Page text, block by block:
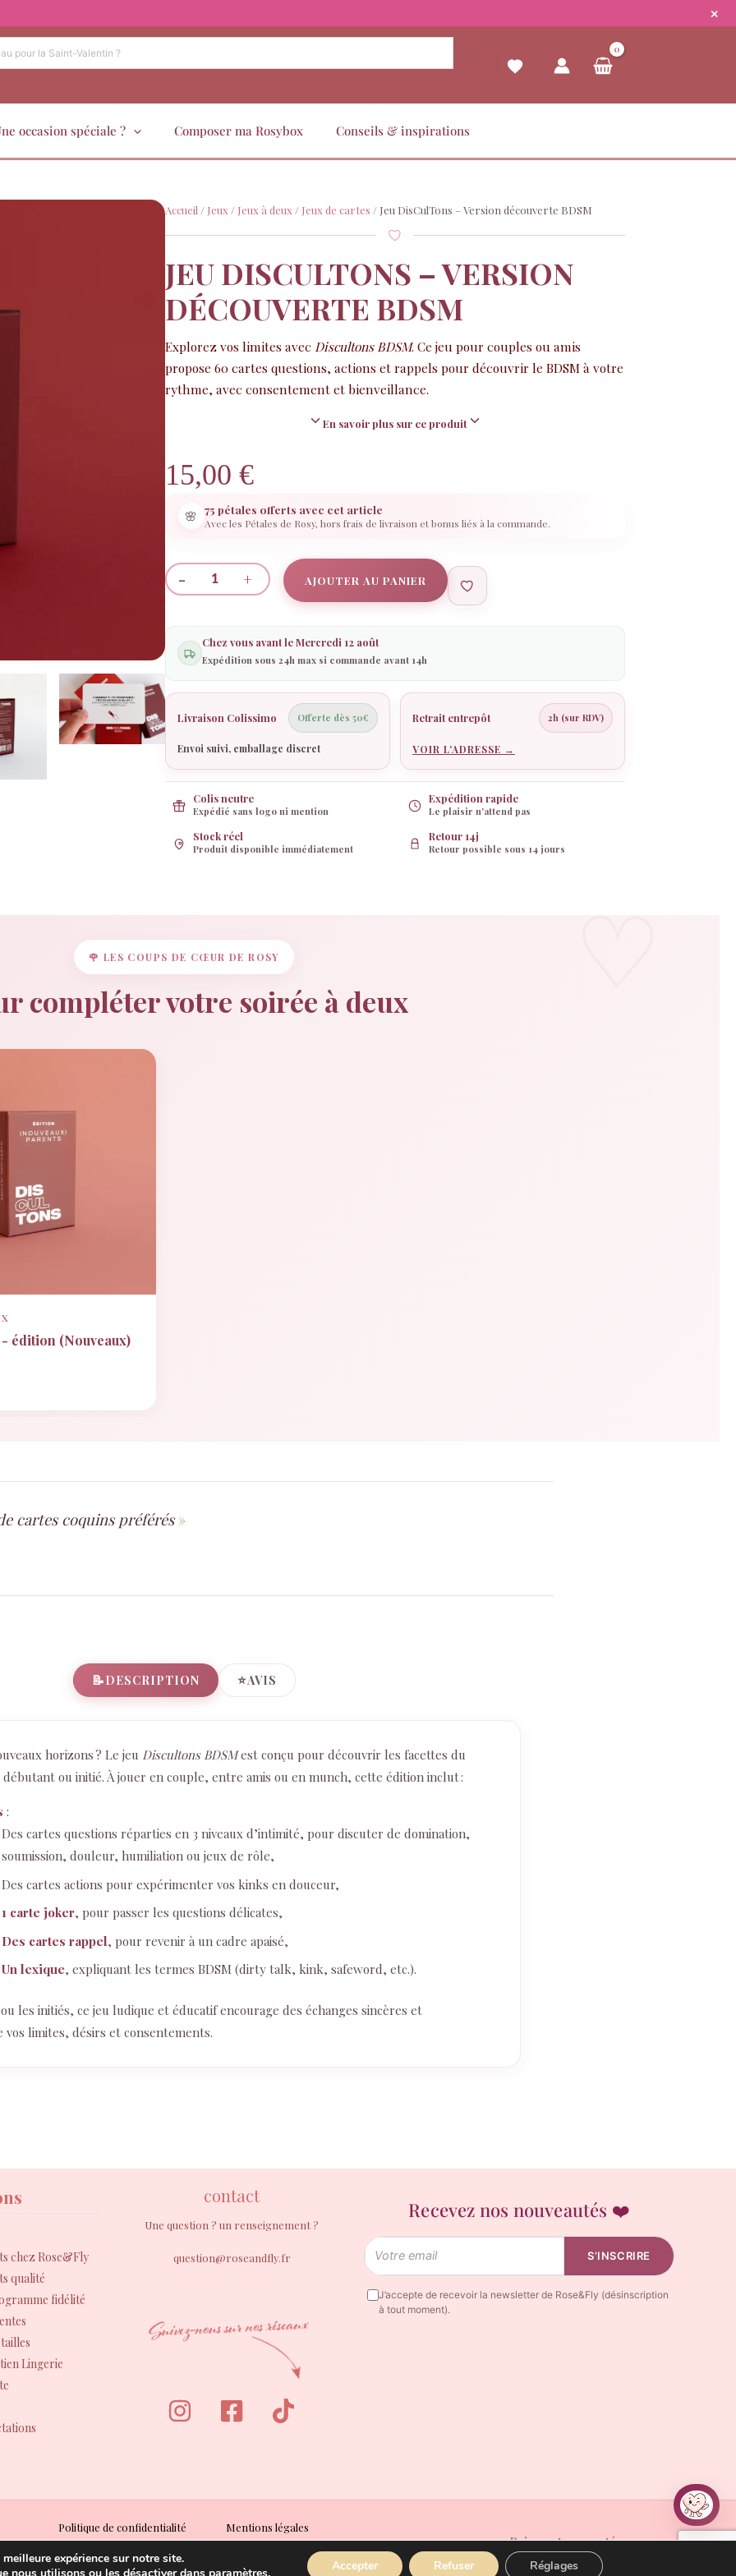
✕
occasion spéciale ? Composer ma Rosybox Conseils & inspirations
Accueil / Jeux / Jeux à deux / Jeux de cartes / Jeu DisCulTons – Version découverte BDSM
JEU DISCULTONS – VERSION
DÉCOUVERTE BDSM
Explorez vos limites avec Discultons BDSM. Ce jeu pour couples ou amis
propose 60 cartes questions, actions et rappels pour découvrir le BDSM à votre
rythme, avec consentement et bienveillance.
En savoir plus sur ce produit
15,00 €
🌸 75 pétales offerts avec cet article
Avec les Pétales de Rosy, hors frais de livraison et bonus liés à la commande.
-
quantité
Jeu
DisCulTons
–
Version
découverte
+ AJOUTER AU PANIER
Chez vous avant leMercredi 12 août
Expédition sous 24h max si commande avant 14h
Livraison Colissimo Offerte dès 50€
Envoi suivi, emballage discret
Retrait entrepôt 2h (sur RDV)
VOIR L'ADRESSE →
Colis neutre
Expédié sans logo ni mention
Expédition rapide
Le plaisir n'attend pas
Stock réel
Produit disponible immédiatement
Retour 14j
Retour possible sous 14 jours
🌹 LES COUPS DE CŒUR DE ROSY
compléter votre soirée à deux
édition (Nouveaux)
cartes coquins préférés
📝DESCRIPTION ⭐AVIS
horizons ? Le jeu Discultons BDSMest conçu pour découvrir les facettes du
débutant ou initié. À jouer en couple, entre amis ou en munch, cette édition inclut :
:
Des cartes questions réparties en 3 niveaux d’intimité, pour discuter de domination,
soumission, douleur, humiliation ou jeux de rôle,
Des cartes actions pour expérimenter vos kinks en douceur,
1 carte joker, pour passer les questions délicates,
Des cartes rappel, pour revenir à un cadre apaisé,
Un lexique, expliquant les termes BDSM (dirty talk, kink, safeword, etc.).
les initiés, ce jeu ludique et éducatif encourage des échanges sincères et
limites, désirs et consentements.
chez Rose&Fly
qualité
fidélité
Lingerie
contact
Une question ? un renseignement ?
question@roseandfly.fr
Recevez nos nouveautés ❤️
Email
S’INSCRIRE
J’accepte de recevoir la newsletter de Rose&Fly (désinscription
à tout moment).
Politique de confidentialité
Mentions légales
Conditions Générales d’Utilisation (CGU)
Paiements acceptés
expérience sur notre site.
Accepter Refuser Réglages